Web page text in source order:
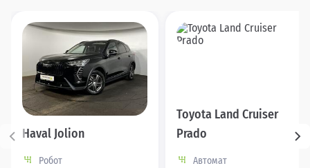
Haval Jolion
Робот
Toyota Land Cruiser
Prado
Автомат